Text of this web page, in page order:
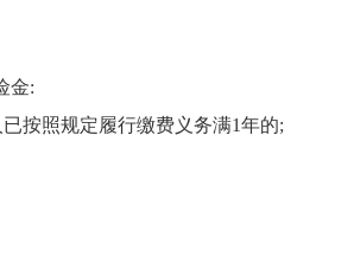
金:
按照规定履行缴费义务满1年的;